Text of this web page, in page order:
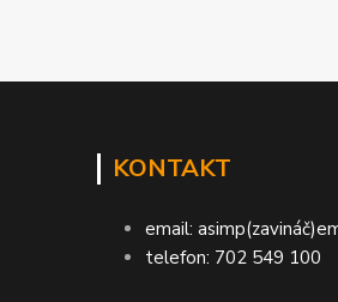
KONTAKT
email:
telefon: 702 549 100